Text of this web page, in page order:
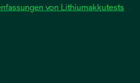
von Lithiumakkutests